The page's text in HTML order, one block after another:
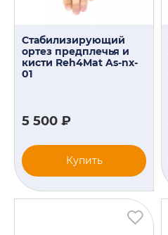
Стабилизирующий
ортез предплечья и
кисти Reh4Mat As-nx-
01
5 500 ₽
Купить